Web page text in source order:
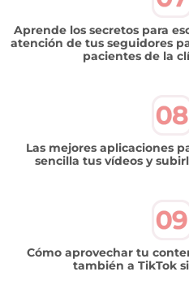
Aprende los secretos para
atención de tus seguidores
pacientes de la
Las mejores aplicaciones
sencilla tus vídeos y
Cómo aprovechar tu
también a TikTok